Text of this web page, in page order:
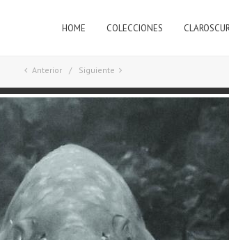
HOME COLECCIONES
Anterior Siguiente